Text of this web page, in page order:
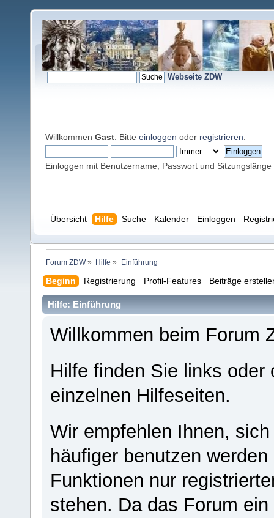
Webseite ZDW
Willkommen Gast . Bitte einloggen oder registrieren
Einloggen mit Benutzername, Passwort und Sitzungslänge
Übersicht Hilfe Suche Kalender Einloggen
Forum ZDW» Hilfe » Einführung
Beginn Registrierung Profil-Features Beiträge
Hilfe: Einführung
Willkommen beim Forum
Hilfe finden Sie links
einzelnen Hilfeseiten.
Wir empfehlen Ihnen,
häufiger benutzen
Funktionen nur
stehen. Da das Forum